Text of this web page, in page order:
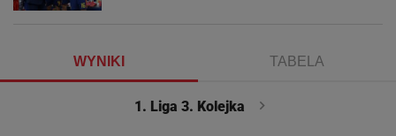
WYNIKI TABELA
1. Liga 3. Kolejka